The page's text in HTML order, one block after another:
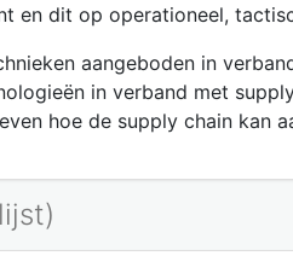
en dit op operationeel,
aangeboden in
in verband met
hoe de supply chain kan